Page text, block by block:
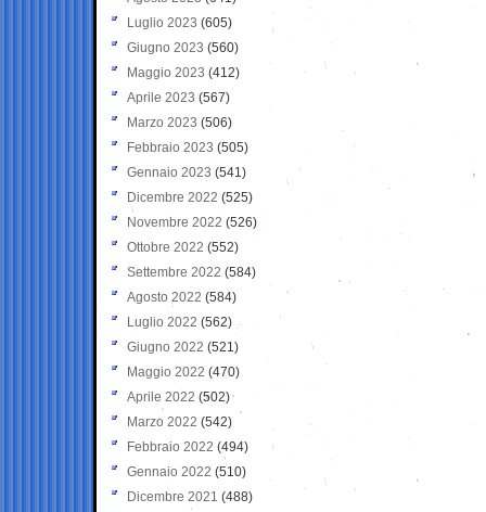
Luglio 2023 (605)
Giugno 2023 (560)
Maggio 2023 (412)
Aprile 2023 (567)
Marzo 2023 (506)
Febbraio 2023 (505)
Gennaio 2023 (541)
Dicembre 2022 (525)
Novembre 2022 (526)
Ottobre 2022 (552)
Settembre 2022 (584)
Agosto 2022 (584)
Luglio 2022 (562)
Giugno 2022 (521)
Maggio 2022 (470)
Aprile 2022 (502)
Marzo 2022 (542)
Febbraio 2022 (494)
Gennaio 2022 (510)
Dicembre 2021 (488)